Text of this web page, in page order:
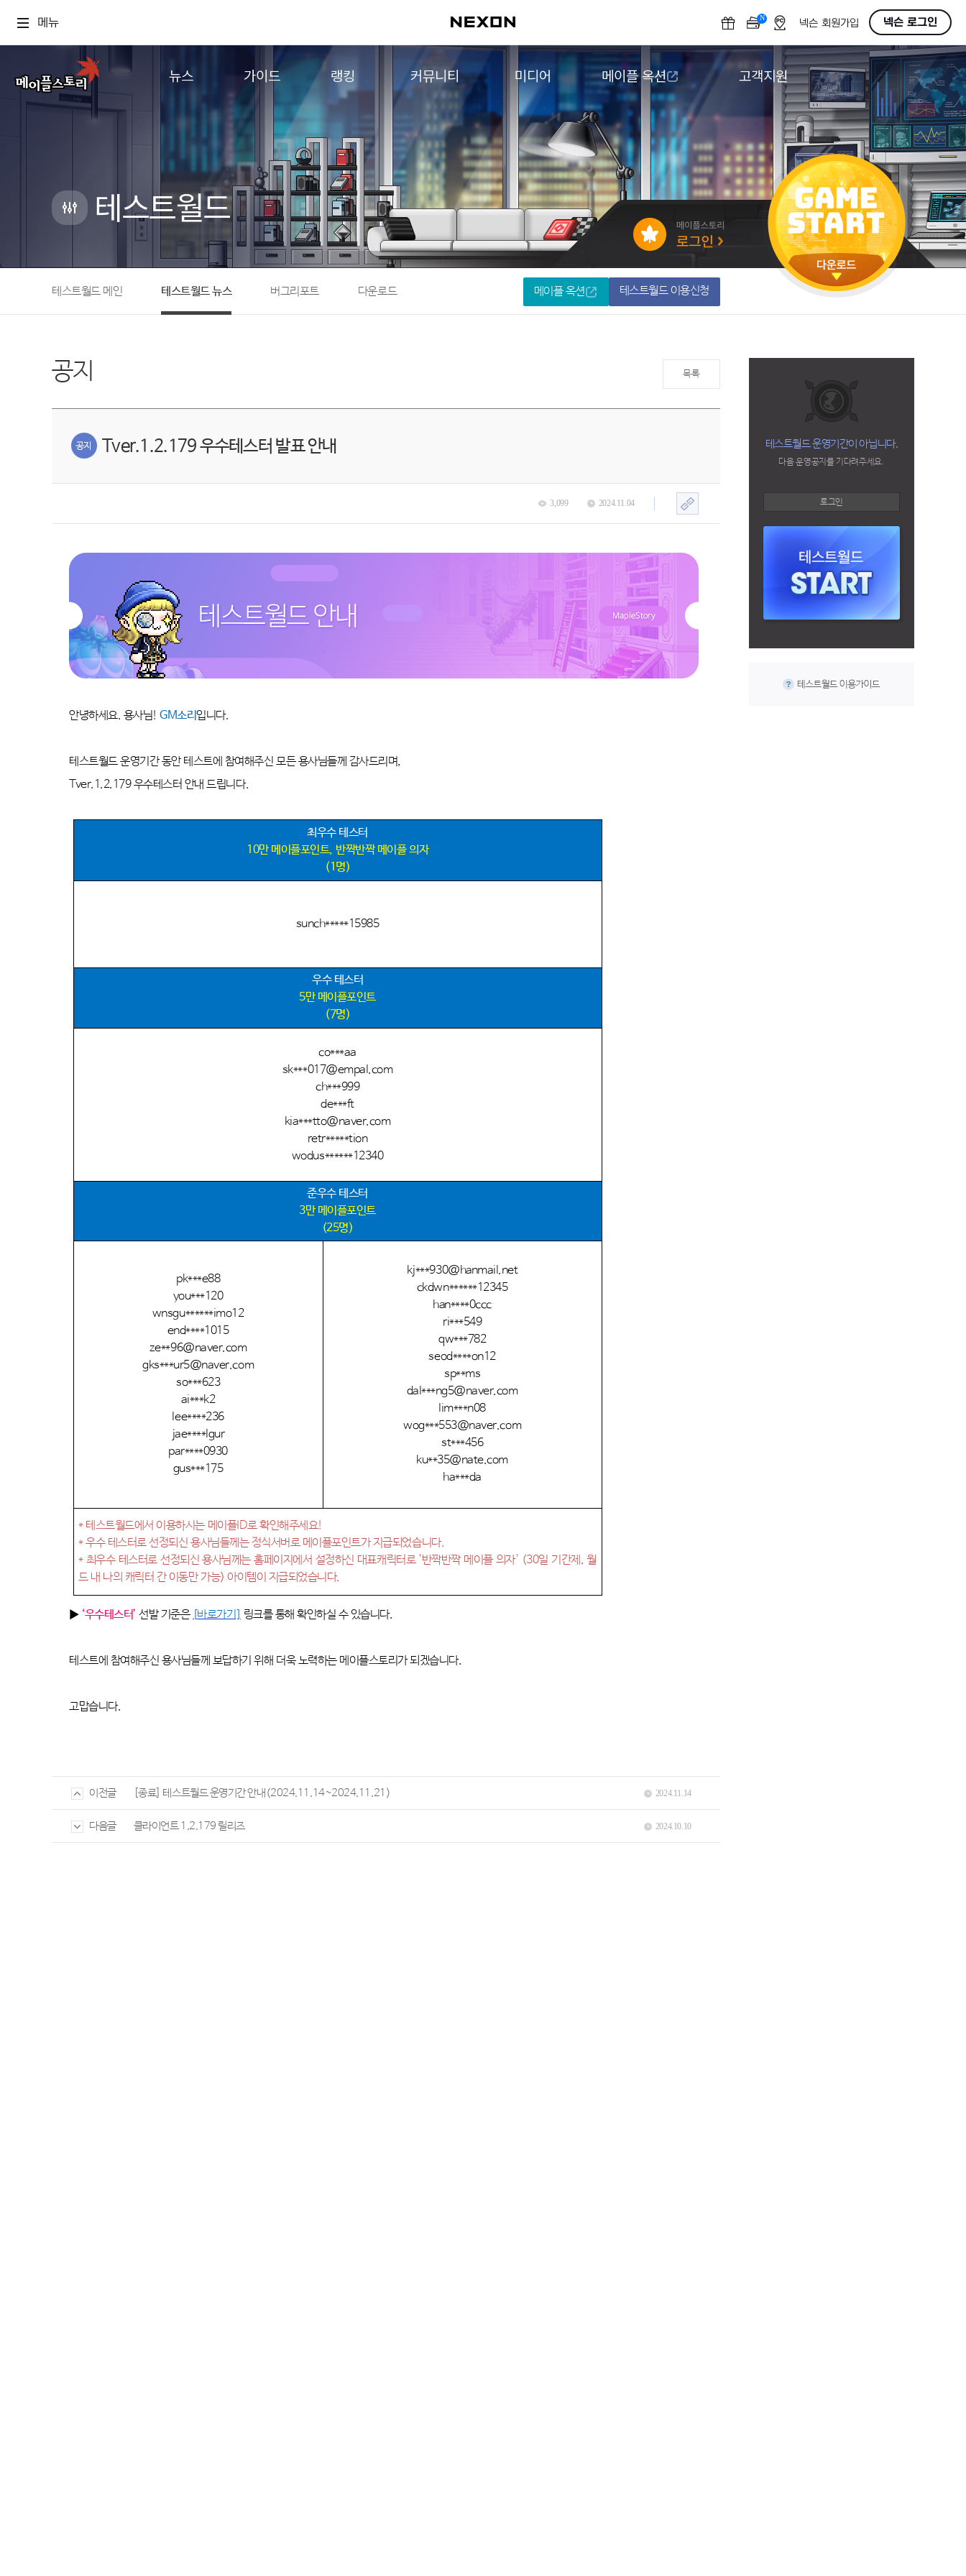
메뉴 N OFF넥슨 회원가입 넥슨 로그인
뉴스
업데이트
이벤트
메이플 알림판
with maple
가이드
게임정보
직업소개
확률형 아이템
NEXON NOW
추가정보
랭킹
컨텐츠 랭킹
커뮤니티
자유게시판
메이플 아트
메이플 코디
메이플스토리 파트너스
AI Style Finder
미니게임
커뮤니티 아카이브
미디어
영상
음악
아트웍
웹툰
메이플 옥션
메이플 옥션
고객지원
도움말/1:1문의
버그악용/불법프로그램 신고
게임 접근성
테스트월드
테스트월드 메인 테스트월드 뉴스 버그리포트 다운로드 메이플 옥션 테스트월드 이용신청
공지 목록
Tver.1.2.179 우수테스터 발표 안내
3,099 2024.11.04
안녕하세요. 용사님!GM소리입니다.
테스트월드 운영기간 동안 테스트에 참여해주신 모든 용사님들께 감사드리며,
Tver.1.2.179우수테스터 안내 드립니다.
최우수 테스터
10만 메이플포인트, 반짝반짝 메이플 의자
(1명)
sunch*****15985
우수 테스터
5만 메이플포인트
(7명)
co***aa
sk***017@empal.com
ch***999
de***ft
kia***tto@naver.com
retr*****tion
wodus******12340
준우수 테스터
3만 메이플포인트
(25명)
pk***e88
you***120
wnsgu******imo12
end****1015
ze**96@naver.com
gks***ur5@naver.com
so***623
ai***k2
lee****236
jae****lgur
par****0930
gus***175
kj***930@hanmail.net
ckdwn******12345
han****0ccc
ri***549
qw***782
seod****on12
sp**ms
dal***ng5@naver.com
lim***n08
wog***553@naver.com
st***456
ku**35@nate.com
ha***da
* 테스트월드에서 이용하시는 메이플ID로 확인해주세요!
*우수 테스터로 선정되신 용사님들께는 정식서버로 메이플포인트가 지급되었습니다.
* 최우수 테스터로 선정되신 용사님께는 홈페이지에서 설정하신 대표캐릭터로'반짝반짝 메이플 의자' (30일 기간제 ,월
드 내 나의 캐릭터 간 이동만 가능)아이템이 지급되었습니다.
▶ ‘우수테스터’ 선발 기준은 [바로가기] 링크를 통해 확인하실 수 있습니다.
테스트에 참여해주신 용사님들께 보답하기 위해 더욱 노력하는 메이플스토리가 되겠습니다.
고맙습니다.
이전글 [종료] 테스트월드 운영기간 안내(2024.11.14~2024.11.21) 2024.11.14
다음글 클라이언트 1.2.179 릴리즈 2024.10.10
테스트월드 운영기간이 아닙니다.
다음 운영공지를 기다려주세요.
로그인